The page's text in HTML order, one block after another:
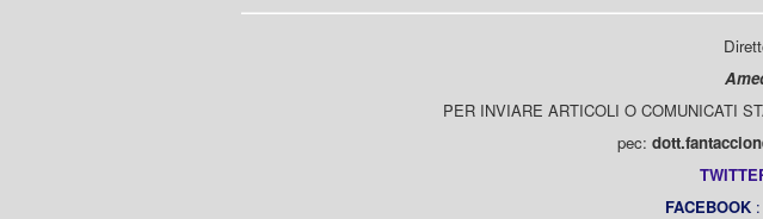
PER INVIARE ARTICOLI O COMUNICATI
pec:
FACEBOOK :